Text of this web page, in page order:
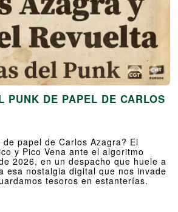
PUNK DE PAPEL DE CARLOS
papel de Carlos Azagra? El
y Pico Vena ante el algoritmo
2026, en un despacho que huele a
esa nostalgia digital que nos invade
tesoros en estanterías.